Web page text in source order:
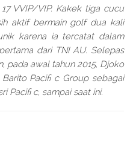
VVIP/VIP. Kakek tiga cucu
aktif bermain golf dua kali
karena ia tercatat dalam
dari TNI AU. Selepas
pada awal tahun 2015, Djoko
Pacifi c Group sebagai
Pacifi c, sampai saat ini.